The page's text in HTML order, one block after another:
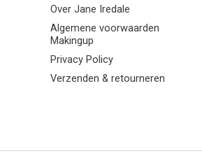
Over Jane Iredale
Algemene voorwaarden
Makingup
Privacy Policy
Verzenden & retourneren